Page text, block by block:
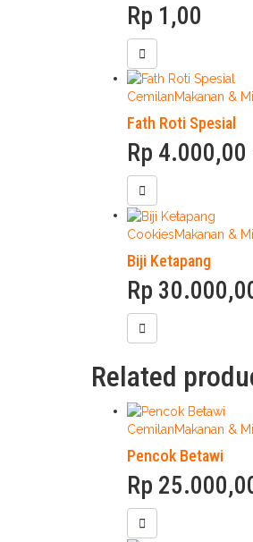
Rp 1,00
CemilanMakanan &
Fath Roti Spesial
Rp 4.000,00
CookiesMakanan &
Biji Ketapang
Rp
Related
CemilanMakanan &
Pencok Betawi
Rp